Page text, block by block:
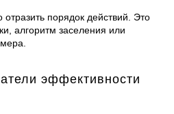
порядок действий. Это
алгоритм заселения или
эффективности